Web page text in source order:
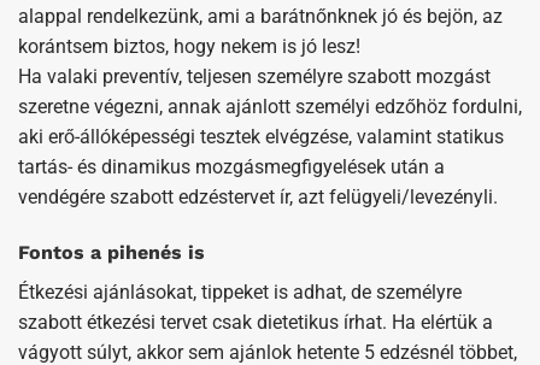
alappal rendelkezünk, ami a barátnőnknek jó és bejön, az
korántsem biztos, hogy nekem is jó lesz!
Ha valaki preventív, teljesen személyre szabott mozgást
szeretne végezni, annak ajánlott személyi edzőhöz fordulni,
aki erő-állóképességi tesztek elvégzése, valamint statikus
tartás- és dinamikus mozgásmegfigyelések után a
vendégére szabott edzéstervet ír, azt felügyeli/levezényli.
Fontos a pihenés is
Étkezési ajánlásokat, tippeket is adhat, de személyre
szabott étkezési tervet csak dietetikus írhat. Ha elértük a
vágyott súlyt, akkor sem ajánlok hetente 5 edzésnél többet,